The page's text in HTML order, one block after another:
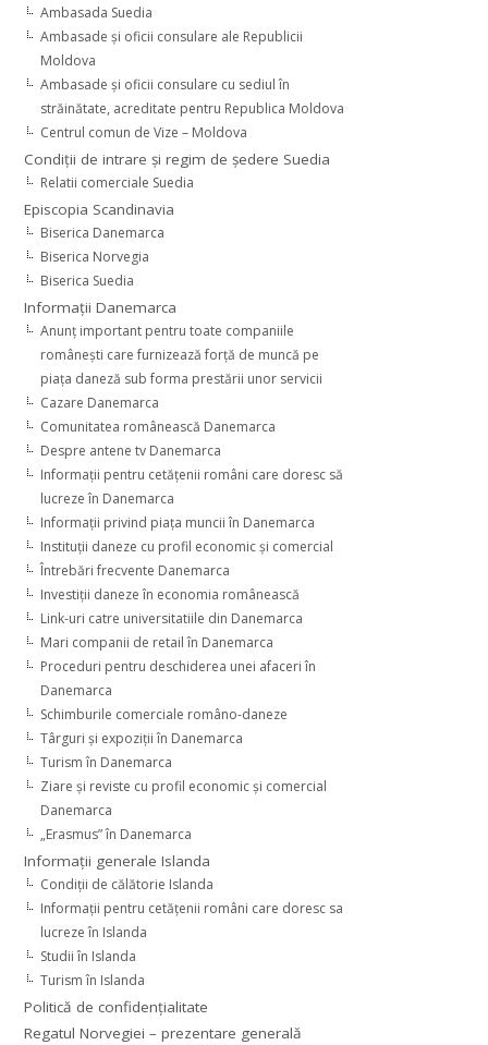
Ambasada Suedia
Ambasade şi oficii consulare ale Republicii
Moldova
Ambasade şi oficii consulare cu sediul în
străinătate, acreditate pentru Republica Moldova
Centrul comun de Vize – Moldova
Condiţii de intrare şi regim de şedere Suedia
Relatii comerciale Suedia
Episcopia Scandinavia
Biserica Danemarca
Biserica Norvegia
Biserica Suedia
Informaţii Danemarca
Anunţ important pentru toate companiile
româneşti care furnizează forţă de muncă pe
piaţa daneză sub forma prestării unor servicii
Cazare Danemarca
Comunitatea românească Danemarca
Despre antene tv Danemarca
Informaţii pentru cetăţenii români care doresc să
lucreze în Danemarca
Informaţii privind piaţa muncii în Danemarca
Instituţii daneze cu profil economic şi comercial
Întrebări frecvente Danemarca
Investiţii daneze în economia românească
Link-uri catre universitatiile din Danemarca
Mari companii de retail în Danemarca
Proceduri pentru deschiderea unei afaceri în
Danemarca
Schimburile comerciale româno-daneze
Târguri şi expoziţii în Danemarca
Turism în Danemarca
Ziare şi reviste cu profil economic şi comercial
Danemarca
„Erasmus” în Danemarca
Informaţii generale Islanda
Condiţii de călătorie Islanda
Informaţii pentru cetăţenii români care doresc sa
lucreze în Islanda
Studii în Islanda
Turism în Islanda
Politică de confidențialitate
Regatul Norvegiei – prezentare generală